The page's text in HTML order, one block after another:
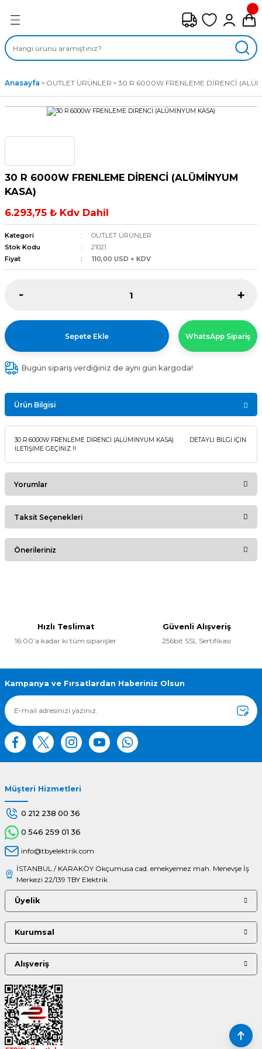
ÇEŞİTLERİ
FANLAR
FANLAR
FANLAR
Anasayfa OUTLET ÜRÜNLER 30 R 6000W FRENLEME DİRENCİ
30 R 6000W FRENLEME DİRENCİ (ALÜMİNYUM
KASA)
6.293,75 ₺ Kdv Dahil
Kategori
OUTLET ÜRÜNLER
Stok Kodu
21021
Fiyat
110,00 USD + KDV
Sepete Ekle WhatsApp Sipariş
Bugün sipariş verdiğiniz de aynı gün kargoda!
Ürün Bilgisi
30 R 6000W FRENLEME DİRENCİ (ALÜMİNYUM KASA) DETAYLI BİLGİ İÇİN
İLETİŞİME GEÇİNİZ !!
Yorumlar
Bu ürüne ilk yorumu siz yapın!
Taksit Seçenekleri
Önerileriniz
Ürün bilgilerinde hatalar bulunuyor.
Ürün fiyatı diğer sitelerden daha pahalı.
Bu ürüne benzer farklı alternatifler olmalı.
Hızlı Teslimat
16:00’a kadar ki tüm siparişler
Güvenli Alışveriş
256bit SSL Sertifikası
Kampanya ve Fırsatlardan Haberiniz Olsun
Müşteri Hizmetleri
0 212 238 00 36
0 546 259 01 36
info@tbyelektrik.com
İSTANBUL / KARAKÖY Okçumusa cad. emekyemez mah. Menevşe İş
Merkezi 22/139 TBY Elektrik
Üyelik
Kurumsal
Alışveriş